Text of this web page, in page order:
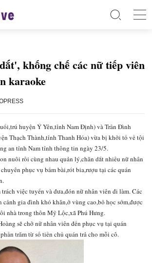
khống chế các nữ tiếp viên
karaoke
huyện Ý Yên,tỉnh Nam Định) và Trần Đình
Thạch Thành,tỉnh Thanh Hóa) vừa bị khởi tố về tội
an tỉnh Nam tỉnh thông tin ngày 23/5.
nuôi rồi cùng nhau quản lý,chăn dắt nhiều nữ nhân
phục vụ bấm bài,rót bia,rượu tại các quán
việc tuyển và đưa,đón nữ nhân viên đi làm. Các
cảnh gia đình khó khăn,ở vùng cao,bỏ học sớm,được
nhà trong thôn Mỹ Lộc,xã Phú Hưng.
sẽ chở nữ nhân viên đến phục vụ tại quán
trăm từ số tiền chủ quán trả cho mỗi cô.